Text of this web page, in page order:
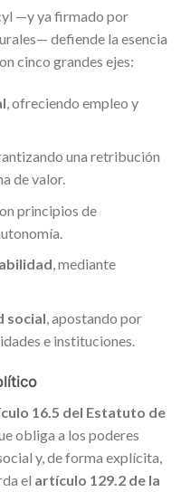
—y ya firmado por
defiende la esencia
cinco grandes ejes:
, ofreciendo empleo y
una retribución
de valor.
principios de
, mediante
social, apostando por
e instituciones.
16.5 del Estatuto de
obliga a los poderes
y, de forma explícita,
el artículo 129.2 de la